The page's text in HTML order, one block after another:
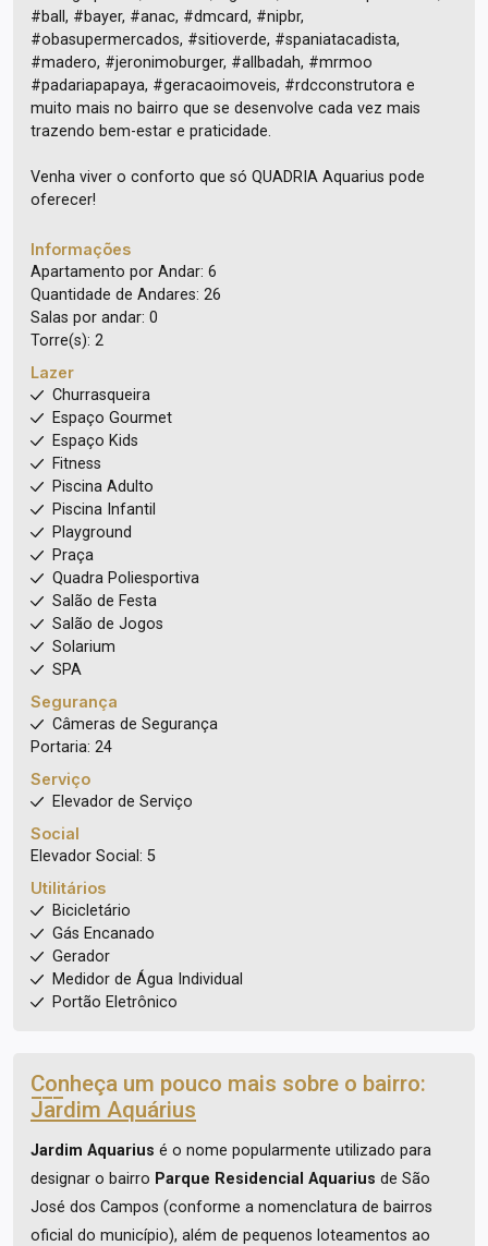
#ball, #bayer, #anac, #dmcard, #nipbr,
#obasupermercados, #sitioverde, #spaniatacadista,
#madero, #jeronimoburger, #allbadah, #mrmoo
#padariapapaya, #geracaoimoveis, #rdcconstrutora e
muito mais no bairro que se desenvolve cada vez mais
trazendo bem-estar e praticidade.
Venha viver o conforto que só QUADRIA Aquarius pode
oferecer!
Informações
Apartamento por Andar: 6
Quantidade de Andares: 26
Salas por andar: 0
Torre(s): 2
Lazer
Churrasqueira
Espaço Gourmet
Espaço Kids
Fitness
Piscina Adulto
Piscina Infantil
Playground
Praça
Quadra Poliesportiva
Salão de Festa
Salão de Jogos
Solarium
SPA
Segurança
Câmeras de Segurança
Portaria: 24
Serviço
Elevador de Serviço
Social
Elevador Social: 5
Utilitários
Bicicletário
Gás Encanado
Gerador
Medidor de Água Individual
Portão Eletrônico
Conheça um pouco mais sobre o bairro:
Jardim Aquárius
Jardim Aquarius é o nome popularmente utilizado para
designar o bairro Parque Residencial Aquarius de São
José dos Campos (conforme a nomenclatura de bairros
oficial do município), além de pequenos loteamentos ao